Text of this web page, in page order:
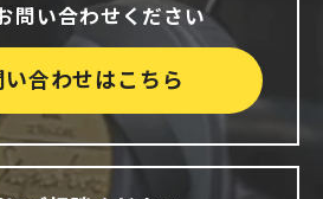
問い合わせください
合わせはこちら